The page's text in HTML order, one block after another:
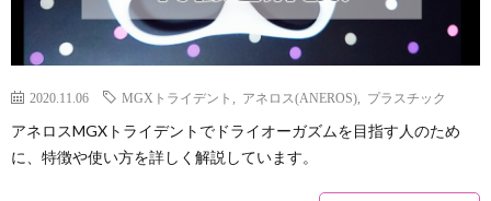
2020.11.06 MGXトライデント アネロス(ANEROS) プラスチック
アネロスMGXトライデントでドライオーガズムを目指す人のため
に、特徴や使い方を詳しく解説しています。